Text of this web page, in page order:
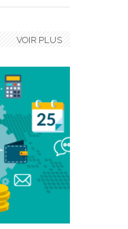
VOIR PLUS